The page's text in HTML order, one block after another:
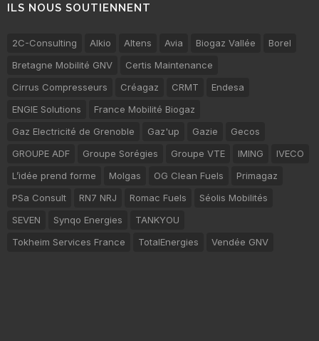
ILS NOUS SOUTIENNENT
2C-Consulting Alkio Altens Avia Biogaz Vallée
Borel
Bretagne Mobilité GNV
Certis Maintenance
Cirrus Compresseurs
Créagaz CRMT
Endesa
ENGIE Solutions
France Mobilité Biogaz
Gaz Electricité de Grenoble
Gaz'up Gazie
Gecos
GROUPE ADF
Groupe Sorégies Groupe VTE IMING
IVECO
L’idée prend forme
Molgas OG Clean Fuels
Primagaz
PSa Consult
RN7 NRJ Romac Fuels
Séolis Mobilités
SEVEN
Synqo Energies
TANKYOU
Tokheim Services France
TotalEnergies Vendée GNV